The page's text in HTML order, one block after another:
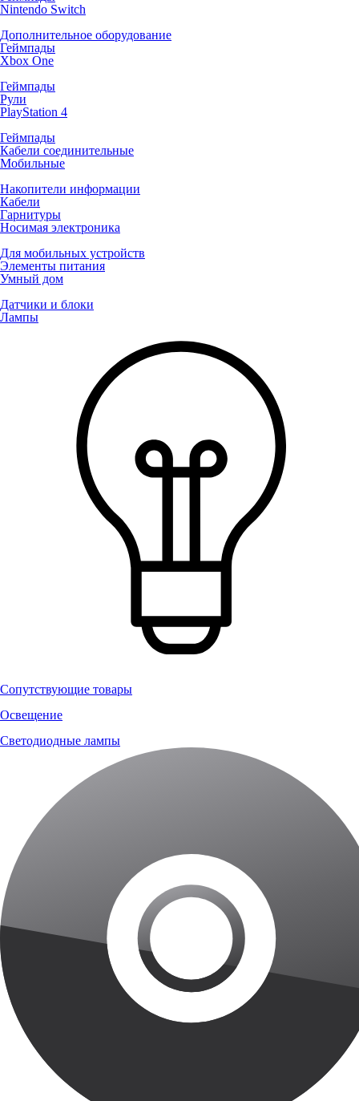
Nintendo Switch
Дополнительное оборудование
Геймпады
Xbox One
Геймпады
Рули
PlayStation 4
Геймпады
Кабели соединительные
Мобильные
Накопители информации
Кабели
Гарнитуры
Носимая электроника
Для мобильных устройств
Элементы питания
Умный дом
Датчики и блоки
Лампы
Сопутствующие товары
Освещение
Светодиодные лампы